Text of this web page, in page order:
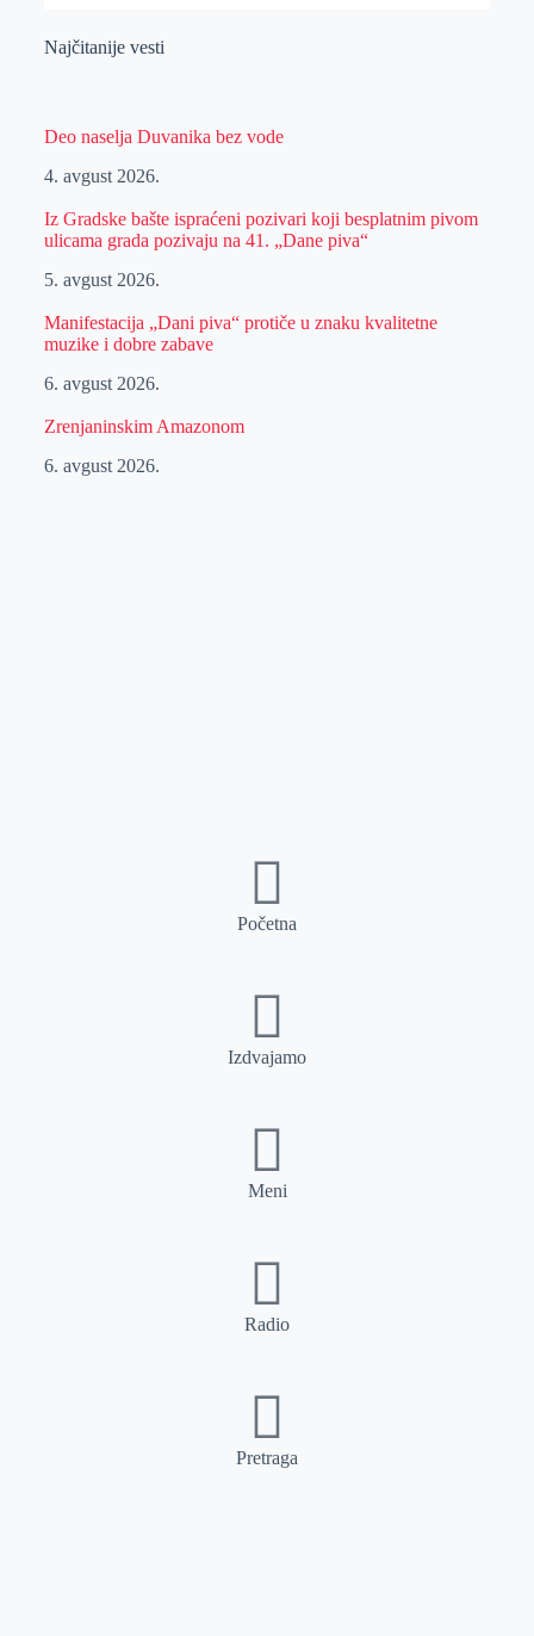
Najčitanije vesti
Deo naselja Duvanika bez vode
4. avgust 2026.
Iz Gradske bašte ispraćeni pozivari koji besplatnim pivom
ulicama grada pozivaju na 41. „Dane piva“
5. avgust 2026.
Manifestacija „Dani piva“ protiče u znaku kvalitetne
muzike i dobre zabave
6. avgust 2026.
Zrenjaninskim Amazonom
6. avgust 2026.
Početna
Izdvajamo
Meni
Radio
Pretraga